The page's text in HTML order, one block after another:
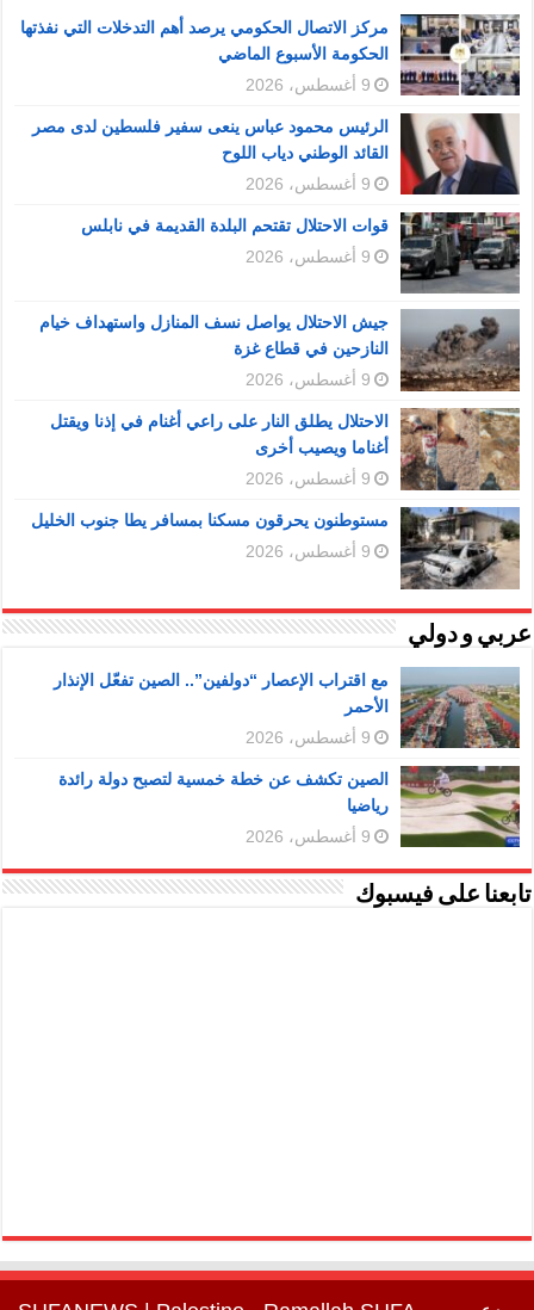
مركز الاتصال الحكومي يرصد أهم التدخلات التي نفذتها
الحكومة الأسبوع الماضي
9 أغسطس، 2026
الرئيس محمود عباس ينعى سفير فلسطين لدى مصر
القائد الوطني دياب اللوح
9 أغسطس، 2026
قوات الاحتلال تقتحم البلدة القديمة في نابلس
9 أغسطس، 2026
جيش الاحتلال يواصل نسف المنازل واستهداف خيام
النازحين في قطاع غزة
9 أغسطس، 2026
الاحتلال يطلق النار على راعي أغنام في إذنا ويقتل
أغناما ويصيب أخرى
9 أغسطس، 2026
مستوطنون يحرقون مسكنا بمسافر يطا جنوب الخليل
9 أغسطس، 2026
عربي و دولي
مع اقتراب الإعصار “دولفين”.. الصين تفعّل الإنذار
الأحمر
9 أغسطس، 2026
الصين تكشف عن خطة خمسية لتصبح دولة رائدة
رياضيا
9 أغسطس، 2026
تابعنا على فيسبوك